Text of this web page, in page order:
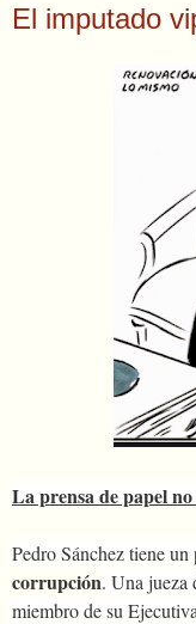
El imputado
La prensa de papel
Pedro Sánchez tiene
corrupción. Una jueza
miembro de su